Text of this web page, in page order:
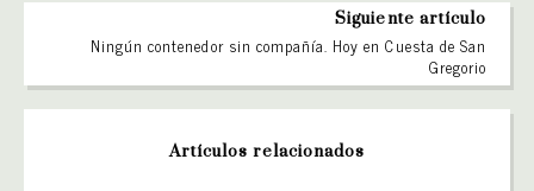
Siguiente artículo
Ningún contenedor sin compañía. Hoy en Cuesta de San
Gregorio
Artículos relacionados